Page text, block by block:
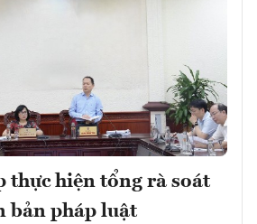
thực hiện tổng rà soát
bản pháp luật